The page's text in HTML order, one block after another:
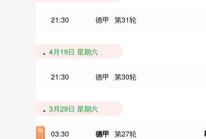
21:30 德甲 第31轮
4月19日 星期六
21:30 德甲 第30轮
3月29日 星期六
03:30 德甲 第27轮